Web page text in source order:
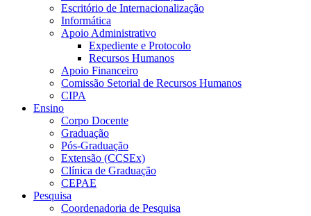
Escritório de Internacionalização
Informática
Apoio Administrativo
Expediente e Protocolo
Recursos Humanos
Apoio Financeiro
Comissão Setorial de Recursos Humanos
CIPA
Ensino
Corpo Docente
Graduação
Pós-Graduação
Extensão (CCSEx)
Clínica de Graduação
CEPAE
Pesquisa
Coordenadoria de Pesquisa